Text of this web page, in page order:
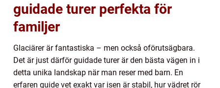
guidade turer perfekta för
familjer
Glaciärer är fantastiska – men också oförutsägbara.
Det är just därför guidade turer är den bästa vägen in i
detta unika landskap när man reser med barn. En
erfaren guide vet exakt var isen är stabil, hur vädret rör